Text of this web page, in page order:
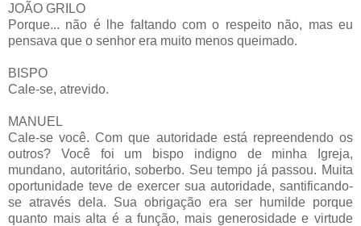
JOÃO GRILO
Porque... não é lhe faltando com o respeito não, mas eu
pensava que o senhor era muito menos queimado.
BISPO
Cale-se, atrevido.
MANUEL
Cale-se você. Com que autoridade está repreendendo os
outros? Você foi um bispo indigno de minha Igreja,
mundano, autoritário, soberbo. Seu tempo já passou. Muita
oportunidade teve de exercer sua autoridade, santificando-
se através dela. Sua obrigação era ser humilde porque
quanto mais alta é a função, mais generosidade e virtude